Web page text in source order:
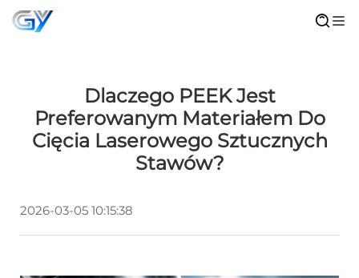
Dlaczego PEEK Jest
Preferowanym Materiałem Do
Cięcia Laserowego Sztucznych
Stawów?
2026-03-05 10:15:38